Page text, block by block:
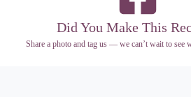
Did You Make This
Share a photo and tag us — we can’t wait to see